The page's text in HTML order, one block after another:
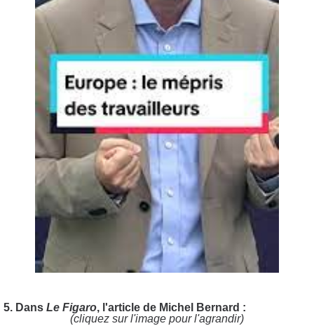
5. Dans Le Figaro, l'article de Michel Bernard :
(cliquez sur l'image pour l'agrandir)